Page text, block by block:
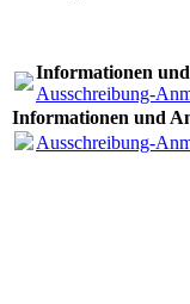
Informationen
Ausschreibung-
Informationen und
Ausschreibung-